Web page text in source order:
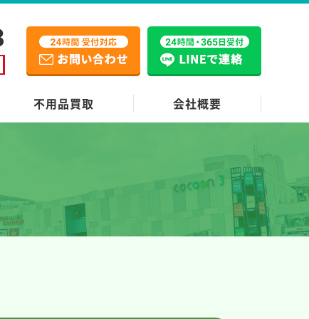
不用品買取 会社概要